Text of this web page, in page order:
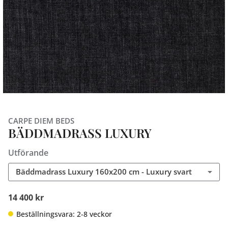
CARPE DIEM BEDS
BÄDDMADRASS LUXURY
Utförande
Bäddmadrass Luxury 160x200 cm - Luxury svart
14 400 kr
Beställningsvara: 2-8 veckor